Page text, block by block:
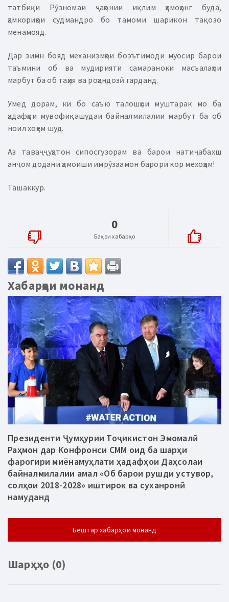
татбиқи Рӯзномаи ҷаҳонии иқлим ҳамоҳанг буда,
ҳамкориҳои судмандро бо тамоми шарикон тақозо
менамояд.
Дар зимн бояд механизмҳои боэътимоди муосир барои
таъмини об ва мудирияти самараноки масъалаҳои
марбут ба об таҳия ва роҳандозӣ гарданд.
Умед дорам, ки бо саъю талошҳои муштарак мо ба
ҳадафҳои мувофиқашудаи байналмилалии марбут ба об
ноил хоҳем шуд.
Аз таваҷҷуҳатон сипосгузорам ва барои натиҷабахш
анҷом додани ҳамоиши имрӯзаамон барори кор мехоҳам!
Ташаккур.
0
Баҳои хабарҳо
Хабарҳои монанд
Президенти Ҷумҳурии Тоҷикистон Эмомалӣ
Раҳмон дар Конфронси СММ оид ба шарҳи
фарогири миёнамуҳлати ҳадафҳои Даҳсолаи
байналмилалии амал «Об барои рушди устувор,
солҳои 2018-2028» иштирок ва суханронӣ
намуданд
Бештар хабарҳои монанд
Шарҳҳо (0)